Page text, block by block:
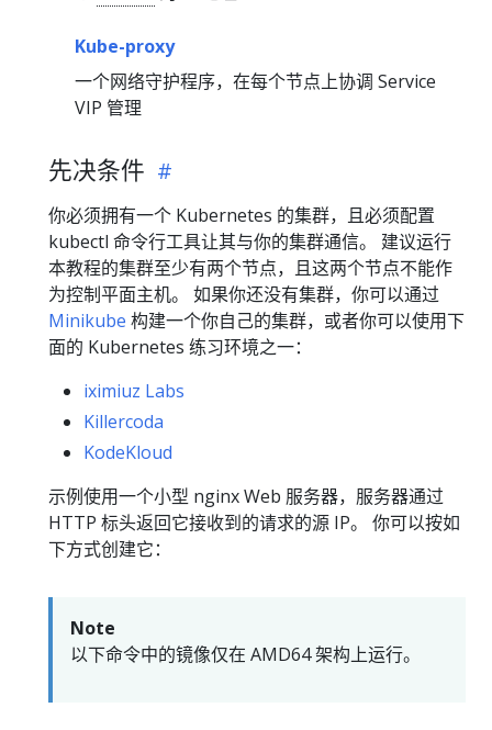
Kube-proxy
一个网络守护程序，在每个节点上协调 Service
VIP 管理
先决条件
你必须拥有一个 Kubernetes 的集群，且必须配置
kubectl 命令行工具让其与你的集群通信。 建议运行
本教程的集群至少有两个节点，且这两个节点不能作
为控制平面主机。 如果你还没有集群，你可以通过
Minikube 构建一个你自己的集群，或者你可以使用下
面的 Kubernetes 练习环境之一：
iximiuz Labs
Killercoda
KodeKloud
示例使用一个小型 nginx Web 服务器，服务器通过
HTTP 标头返回它接收到的请求的源 IP。 你可以按如
下方式创建它：
Note
以下命令中的镜像仅在 AMD64 架构上运行。